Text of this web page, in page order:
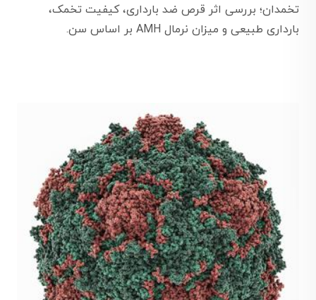
تخمدان؛ بررسی اثر قرص ضد بارداری، کیفیت تخمک،
بارداری طبیعی و میزان نرمال AMH بر اساس سن.